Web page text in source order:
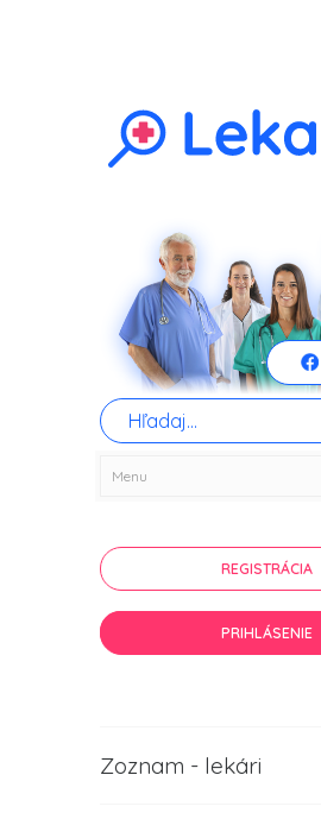
REGISTRÁCIA
PRIHLÁSENIE
Zoznam - lekári